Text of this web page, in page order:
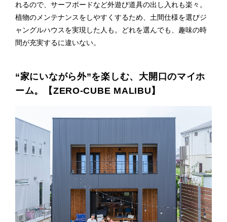
れるので、サーフボードなど外遊び道具の出し入れも楽々。
植物のメンテナンスをしやすくするため、土間仕様を選びジ
ャングルハウスを実現した人も。どれを選んでも、趣味の時
間が充実するに違いない。
“家にいながら外”を楽しむ、大開口のマイホ
ーム。【ZERO-CUBE MALIBU】